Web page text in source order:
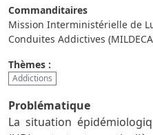
Commanditaires
Mission Interministérielle de
Conduites Addictives
Thèmes :
Addictions
Problématique
La situation